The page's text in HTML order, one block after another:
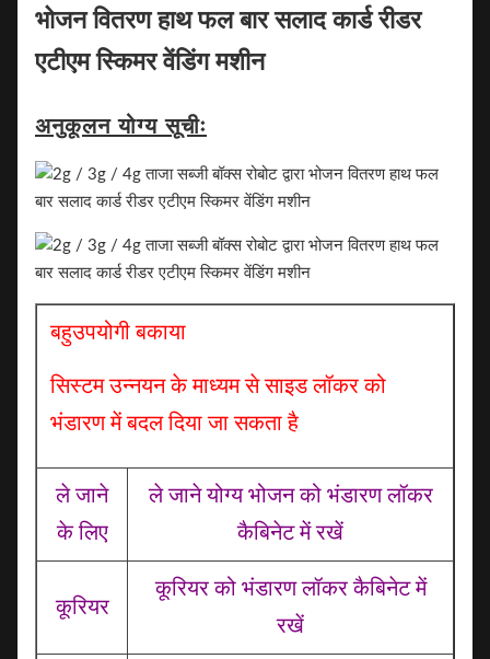
अनुकूलन योग्य सूचीः
बहुउपयोगी बकाया
सिस्टम उन्नयन के माध्यम से साइड लॉकर को
भंडारण में बदल दिया जा सकता है
ले जाने
के लिए
ले जाने योग्य भोजन को भंडारण लॉकर
कैबिनेट में रखें
कूरियर
कूरियर को भंडारण लॉकर कैबिनेट में
रखें